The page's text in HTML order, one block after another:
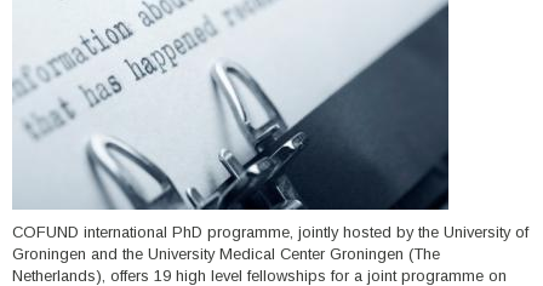
COFUND international PhD programme, jointly hosted by the University of
Groningen and the University Medical Center Groningen (The
Netherlands), offers 19 high level fellowships for a joint programme on